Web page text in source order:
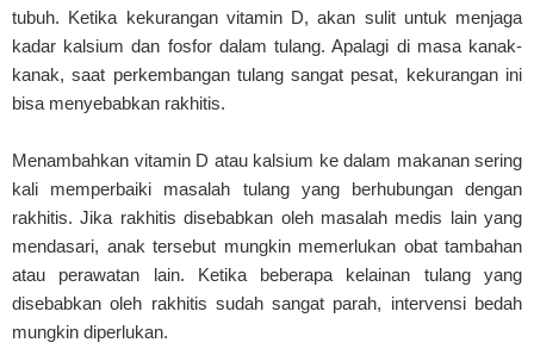
tubuh. Ketika kekurangan vitamin D, akan sulit untuk menjaga
kadar kalsium dan fosfor dalam tulang. Apalagi di masa kanak-
kanak, saat perkembangan tulang sangat pesat, kekurangan ini
bisa menyebabkan rakhitis.
Menambahkan vitamin D atau kalsium ke dalam makanan sering
kali memperbaiki masalah tulang yang berhubungan dengan
rakhitis. Jika rakhitis disebabkan oleh masalah medis lain yang
mendasari, anak tersebut mungkin memerlukan obat tambahan
atau perawatan lain. Ketika beberapa kelainan tulang yang
disebabkan oleh rakhitis sudah sangat parah, intervensi bedah
mungkin diperlukan.